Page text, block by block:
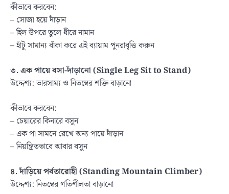
কীভাবে করবেন:
– সোজা হয়ে দাঁড়ান
– হিল উপরে তুলে ধীরে নামান
– হাঁটু সামান্য বাঁকা করে এই ব্যায়াম পুনরাবৃত্তি করুন
৩. এক পায়ে বসা-দাঁড়ানো (Single Leg Sit to Stand)
উদ্দেশ্য: ভারসাম্য ও নিতম্বের শক্তি বাড়ানো
কীভাবে করবেন:
– চেয়ারের কিনারে বসুন
– এক পা সামনে রেখে অন্য পায়ে দাঁড়ান
– নিয়ন্ত্রিতভাবে আবার বসুন
৪. দাঁড়িয়ে পর্বতারোহী (Standing Mountain Climber)
উদ্দেশ্য: নিতম্বের গতিশীলতা বাড়ানো